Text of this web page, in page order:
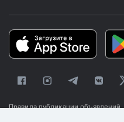
Правила публикации объявлений